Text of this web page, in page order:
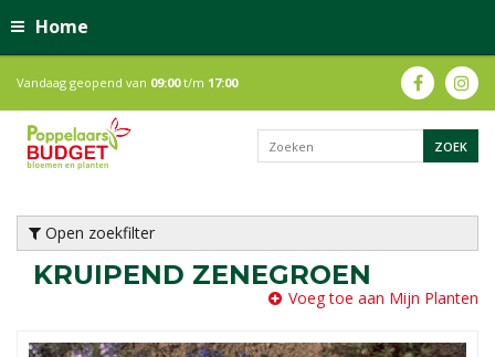
Home
Vandaag geopend van 09:00t/m 17:00
Open zoekfilter
KRUIPEND ZENEGROEN
Voeg toe aan Mijn Planten